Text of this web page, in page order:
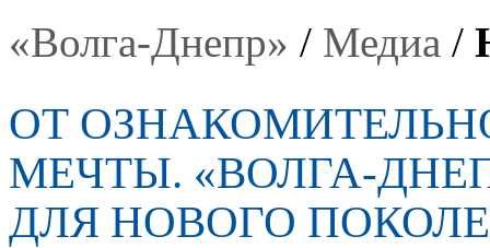
«Волга-Днепр» / Медиа /
ОТ
МЕЧТЫ. «ВОЛГА-
ДЛЯ НОВОГО